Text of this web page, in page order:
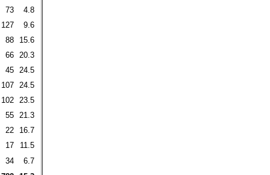
73
4.8
127
9.6
88
15.6
66
20.3
45
24.5
107
24.5
102
23.5
55
21.3
22
16.7
17
11.5
34
6.7